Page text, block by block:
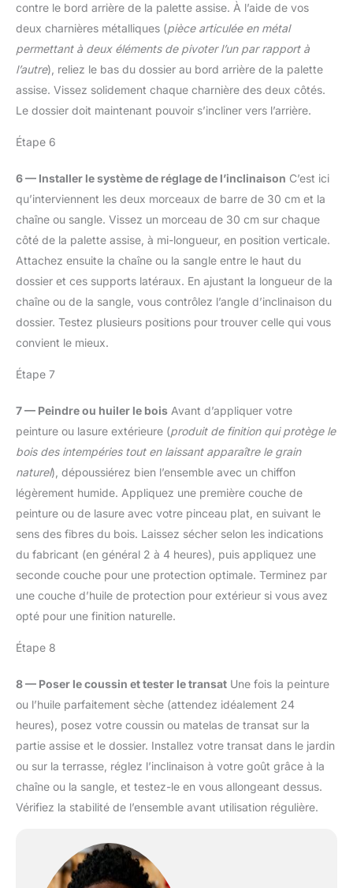
contre le bord arrière de la palette assise. À l’aide de vos
deux charnières métalliques (pièce articulée en métal
permettant à deux éléments de pivoter l’un par rapport à
l’autre), reliez le bas du dossier au bord arrière de la palette
assise. Vissez solidement chaque charnière des deux côtés.
Le dossier doit maintenant pouvoir s’incliner vers l’arrière.
Étape 6
6 — Installer le système de réglage de l’inclinaison C’est ici
qu’interviennent les deux morceaux de barre de 30 cm et la
chaîne ou sangle. Vissez un morceau de 30 cm sur chaque
côté de la palette assise, à mi-longueur, en position verticale.
Attachez ensuite la chaîne ou la sangle entre le haut du
dossier et ces supports latéraux. En ajustant la longueur de la
chaîne ou de la sangle, vous contrôlez l’angle d’inclinaison du
dossier. Testez plusieurs positions pour trouver celle qui vous
convient le mieux.
Étape 7
7 — Peindre ou huiler le bois Avant d’appliquer votre
peinture ou lasure extérieure (produit de finition qui protège le
bois des intempéries tout en laissant apparaître le grain
naturel), dépoussiérez bien l’ensemble avec un chiffon
légèrement humide. Appliquez une première couche de
peinture ou de lasure avec votre pinceau plat, en suivant le
sens des fibres du bois. Laissez sécher selon les indications
du fabricant (en général 2 à 4 heures), puis appliquez une
seconde couche pour une protection optimale. Terminez par
une couche d’huile de protection pour extérieur si vous avez
opté pour une finition naturelle.
Étape 8
8 — Poser le coussin et tester le transat Une fois la peinture
ou l’huile parfaitement sèche (attendez idéalement 24
heures), posez votre coussin ou matelas de transat sur la
partie assise et le dossier. Installez votre transat dans le jardin
ou sur la terrasse, réglez l’inclinaison à votre goût grâce à la
chaîne ou la sangle, et testez-le en vous allongeant dessus.
Vérifiez la stabilité de l’ensemble avant utilisation régulière.